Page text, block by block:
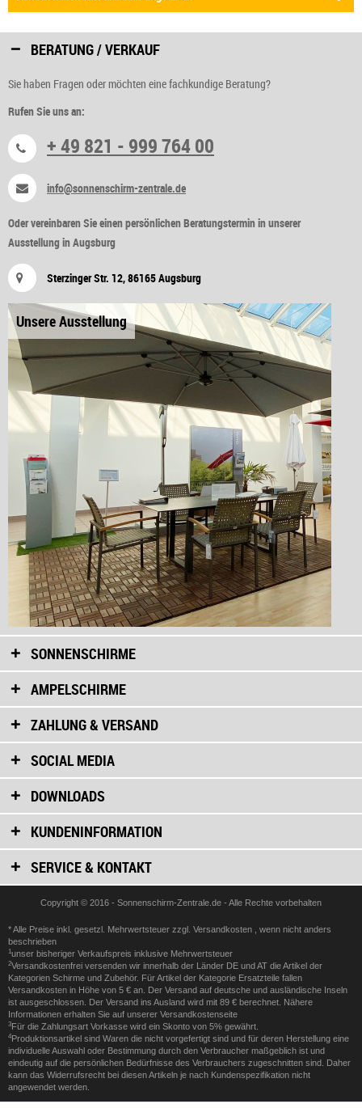
BERATUNG / VERKAUF
Sie haben Fragen oder möchten eine fachkundige Beratung?
Rufen Sie uns an:
+ 49 821 - 999 764 00
info@sonnenschirm-zentrale.de
Oder vereinbaren Sie einen persönlichen Beratungstermin in unserer
Ausstellung in Augsburg
Sterzinger Str. 12, 86165 Augsburg
Unsere Ausstellung
SONNENSCHIRME
AMPELSCHIRME
ZAHLUNG & VERSAND
SOCIAL MEDIA
DOWNLOADS
KUNDENINFORMATION
SERVICE & KONTAKT
Copyright © 2016 - Sonnenschirm-Zentrale.de - Alle Rechte vorbehalten
* Alle Preise inkl. gesetzl. Mehrwertsteuer zzgl. Versandkosten
, wenn nicht anders
beschrieben
1 unser bisheriger Verkaufspreis inklusive Mehrwertsteuer
2Versandkostenfrei versenden wir innerhalb der Länder DE und AT die Artikel der
Kategorien Schirme und Zubehör. Für Artikel der Kategorie Ersatzteile fallen
Versandkosten in Höhe von 5 € an. Der Versand auf deutsche und ausländische Inseln
ist ausgeschlossen. Der Versand ins Ausland wird mit 89 € berechnet. Nähere
Informationen erhalten Sie auf unserer Versandkostenseite
3Für die Zahlungsart Vorkasse wird ein Skonto von 5% gewährt.
4Produktionsartikel sind Waren die nicht vorgefertigt sind und für deren Herstellung eine
individuelle Auswahl oder Bestimmung durch den Verbraucher maßgeblich ist und
eindeutig auf die persönlichen Bedürfnisse des Verbrauchers zugeschnitten sind. Daher
kann das Widerrufsrecht bei diesen Artikeln je nach Kundenspezifikation nicht
angewendet werden.